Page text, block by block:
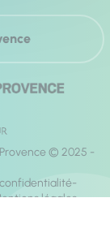
© 2025 -
légales